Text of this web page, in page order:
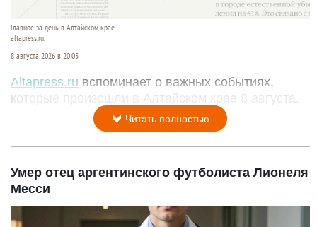
Главное за день в Алтайском крае.
altapress.ru.
8 августа 2026 в 20:05
Altapress.ru вспоминает о важных событиях,
которые произошли в Алтайском крае 8 августа.
Читать полностью
Умер отец аргентинского футболиста Лионеля
Месси